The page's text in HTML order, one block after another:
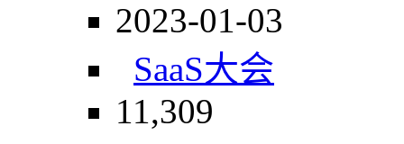
2023-01-03
SaaS大会
11,309